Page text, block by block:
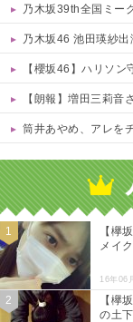
乃木坂39th全国ミーグリ1
乃木坂46 池田瑛紗出演「小峠
【櫻坂46】ハリソン
【朗報】増田三莉
筒井あやめ、アレを
【欅
メイ
16年06
【欅
の土